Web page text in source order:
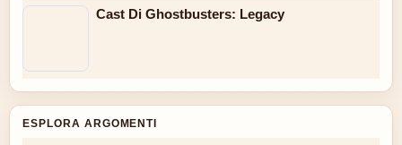
Cast Di Ghostbusters: Legacy
ESPLORA ARGOMENTI